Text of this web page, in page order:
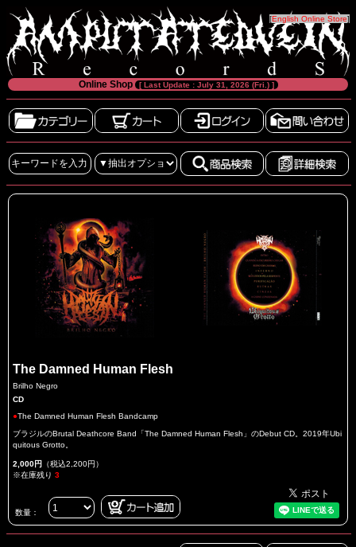
[English Online Store]
Online Shop [ Last Update : July 31, 2026 (Fri.) ]
The Damned Human Flesh
Brilho Negro
CD
●The Damned Human Flesh Bandcamp
ブラジルのBrutal Deathcore Band「The Damned Human Flesh」のDebut CD。2019年Ubi
quitous Grotto。
2,000円 （税込2,200円）
※在庫残り 3
数量：